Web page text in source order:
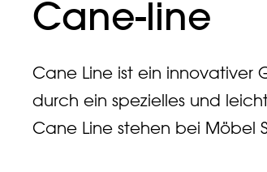
Cane-line
Cane Line ist ein innovativer
durch ein spezielles und
Cane Line stehen bei Möbel